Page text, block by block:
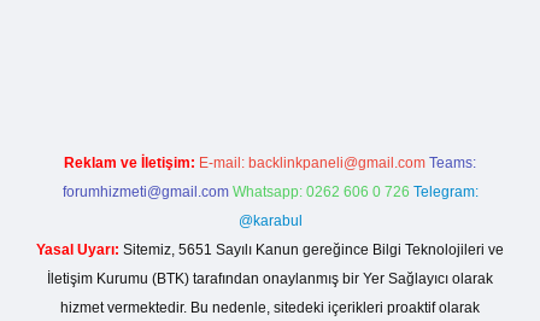
Reklam ve İletişim: E-mail: backlinkpaneli@gmail.com Teams:
forumhizmeti@gmail.com Whatsapp: 0262 606 0 726 Telegram:
@karabul
Yasal Uyarı: Sitemiz, 5651 Sayılı Kanun gereğince Bilgi Teknolojileri ve
İletişim Kurumu (BTK) tarafından onaylanmış bir Yer Sağlayıcı olarak
hizmet vermektedir. Bu nedenle, sitedeki içerikleri proaktif olarak